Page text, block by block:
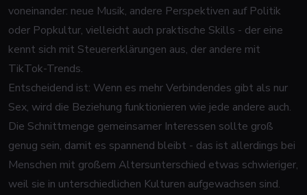
voneinander: neue Musik, andere Perspektiven auf Politik
oder Popkultur, vielleicht auch praktische Skills - der eine
kennt sich mit Steuererklärungen aus, der andere mit
TikTok-Trends.
Entscheidend ist: Wenn es mehr Verbindendes gibt als nur
Sex, wird die Beziehung funktionieren wie jede andere auch.
Die Schnittmenge gemeinsamer Interessen sollte groß
genug sein, damit es spannend bleibt - das ist allerdings bei
Menschen mit großem Altersunterschied etwas schwieriger,
weil sie in unterschiedlichen Kulturen aufgewachsen sind.